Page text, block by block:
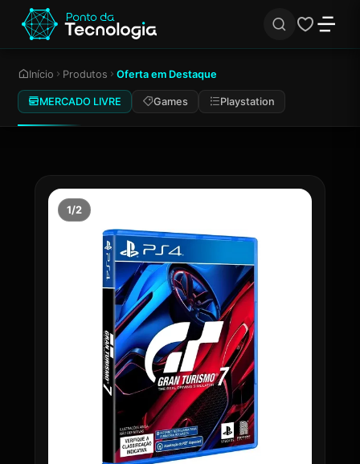
Início Produtos Oferta em Destaque
MERCADO LIVRE Games Playstation
1/2